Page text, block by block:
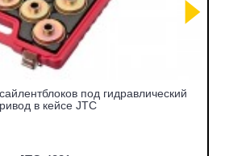
под гидравлический
в кейсе JTC